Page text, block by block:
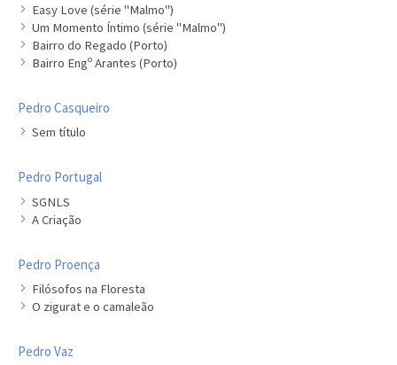
Easy Love (série "Malmo")
Um Momento Íntimo (série "Malmo")
Bairro do Regado (Porto)
Bairro Engº Arantes (Porto)
Pedro Casqueiro
Sem título
Pedro Portugal
SGNLS
A Criação
Pedro Proença
Filósofos na Floresta
O zigurat e o camaleão
Pedro Vaz